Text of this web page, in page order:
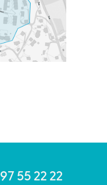
55 22 22